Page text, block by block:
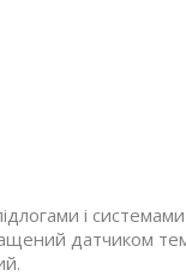
і
датчиком